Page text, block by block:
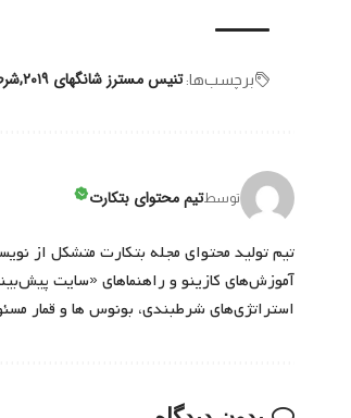
برچسب‌‌ها: تنیس مسترز شانگهای ۲۰۱۹
توسطتیم محتوای بتکارت
تیم تولید محتوای مجله بتکارت متشکل از
آموزش‌های کازینو و راهنماهای «سایت
استراتژی‌های شرطبندی، بونوس ها و قمار